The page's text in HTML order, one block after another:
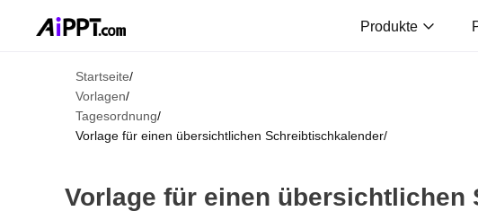
Produkte
Startseite/
Vorlagen/
Tagesordnung/
Vorlage für einen übersichtlichen Schreibtischkalender/
Vorlage für einen übersichtlichen